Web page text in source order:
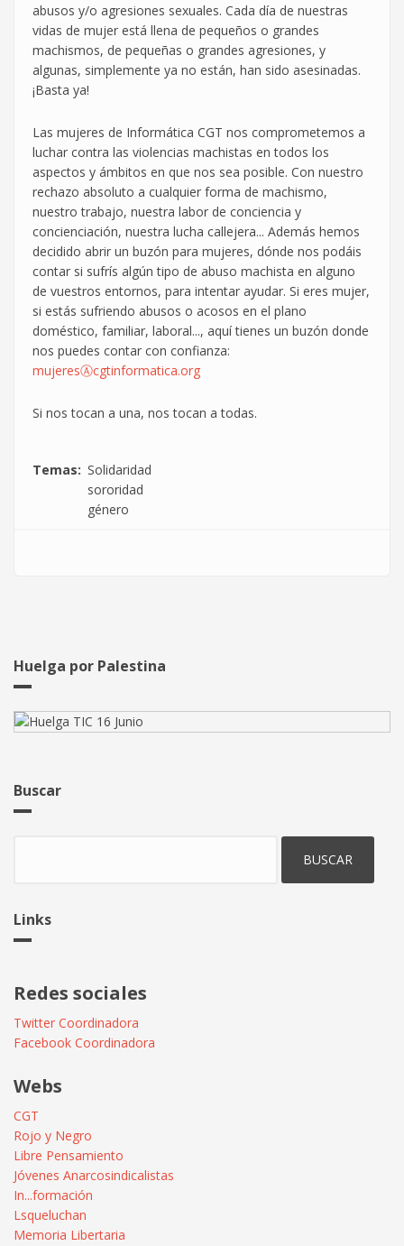
abusos y/o agresiones sexuales. Cada día de nuestras
vidas de mujer está llena de pequeños o grandes
machismos, de pequeñas o grandes agresiones, y
algunas, simplemente ya no están, han sido asesinadas.
¡Basta ya!
Las mujeres de Informática CGT nos comprometemos a
luchar contra las violencias machistas en todos los
aspectos y ámbitos en que nos sea posible. Con nuestro
rechazo absoluto a cualquier forma de machismo,
nuestro trabajo, nuestra labor de conciencia y
concienciación, nuestra lucha callejera... Además hemos
decidido abrir un buzón para mujeres, dónde nos podáis
contar si sufrís algún tipo de abuso machista en alguno
de vuestros entornos, para intentar ayudar. Si eres mujer,
si estás sufriendo abusos o acosos en el plano
doméstico, familiar, laboral..., aquí tienes un buzón donde
nos puedes contar con confianza:
mujeresⒶcgtinformatica.org
Si nos tocan a una, nos tocan a todas.
Temas
Solidaridad
sororidad
género
Huelga por Palestina
Buscar
Links
Redes sociales
Twitter Coordinadora
Facebook Coordinadora
Webs
CGT
Rojo y Negro
Libre Pensamiento
Jóvenes Anarcosindicalistas
In...formación
Lsqueluchan
Memoria Libertaria